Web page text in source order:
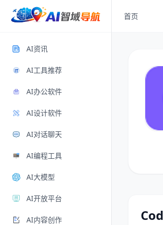
AI资讯
AI工具推荐
AI办公软件
AI设计软件
AI对话聊天
AI编程工具
AI大模型
AI开放平台
AI内容创作
首页